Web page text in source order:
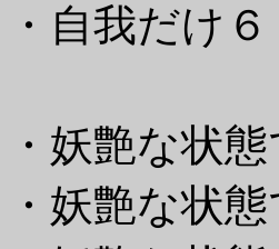
自我だけ
妖艶な状
妖艶な状